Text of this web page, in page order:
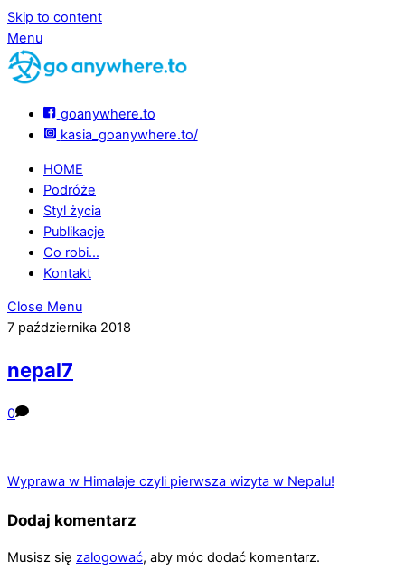
Skip to content
Menu
goanywhere.to
kasia_goanywhere.to/
HOME
Podróże
Styl życia
Publikacje
Co robi…
Kontakt
Close Menu
7 października 2018
nepal7
0
Wyprawa w Himalaje czyli pierwsza wizyta w Nepalu!
Dodaj komentarz
Musisz się zalogować, aby móc dodać komentarz.